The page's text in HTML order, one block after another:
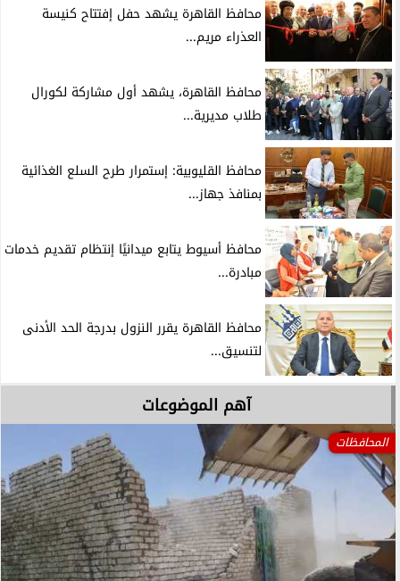
محافظ القاهرة يشهد حفل إفتتاح كنيسة
العذراء مريم...
محافظ القاهرة، يشهد أول مشاركة لكورال
طلاب مديرية...
محافظ القليوبية: إستمرار طرح السلع الغذائية
بمنافذ جهاز...
محافظ أسيوط يتابع ميدانيًا إنتظام تقديم خدمات
مبادرة...
محافظ القاهرة يقرر النزول بدرجة الحد الأدنى
لتنسيق...
آهم الموضوعات
المحافظات